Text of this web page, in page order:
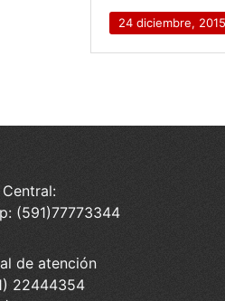
24 diciembre, 2015
Central:
(591)77773344
de atención
22444354